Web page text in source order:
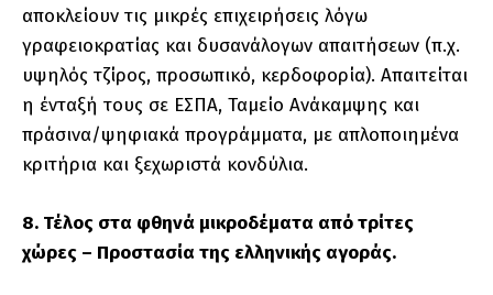
αποκλείουν τις μικρές επιχειρήσεις λόγω
γραφειοκρατίας και δυσανάλογων απαιτήσεων (π.χ.
υψηλός τζίρος, προσωπικό, κερδοφορία). Απαιτείται
η ένταξή τους σε ΕΣΠΑ, Ταμείο Ανάκαμψης και
πράσινα/ψηφιακά προγράμματα, με απλοποιημένα
κριτήρια και ξεχωριστά κονδύλια.
8. Τέλος στα φθηνά μικροδέματα από τρίτες
χώρες – Προστασία της ελληνικής αγοράς.